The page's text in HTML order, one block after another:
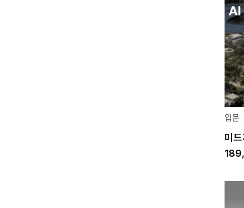
입문
미